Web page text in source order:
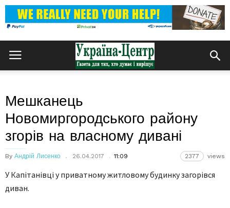
Мешканець
Новомиргородського району
згорів на власному дивані
By Андрій Лисенко 26.04.2017 11:09 2377 views
У Капітанівці у приватному житловому будинку загорівся
диван.